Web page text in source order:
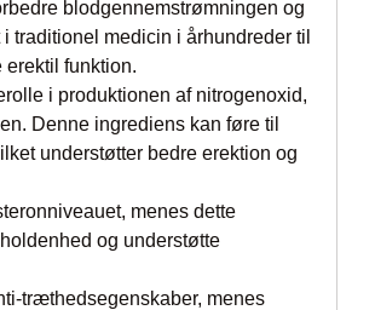
blodgennemstrømningen og
traditionel medicin i århundreder til
erektil funktion.
i produktionen af nitrogenoxid,
Denne ingrediens kan føre til
understøtter bedre erektion og
menes dette
og understøtte
træthedsegenskaber, menes